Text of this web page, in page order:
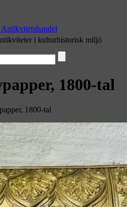
i kulturhistorisk miljö
1800-tal
1800-tal